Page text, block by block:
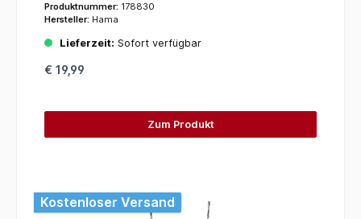
Produktnummer: 178830
Hersteller: Hama
Lieferzeit: Sofort verfügbar
€ 19,99
Zum Produkt
Kostenloser Versand